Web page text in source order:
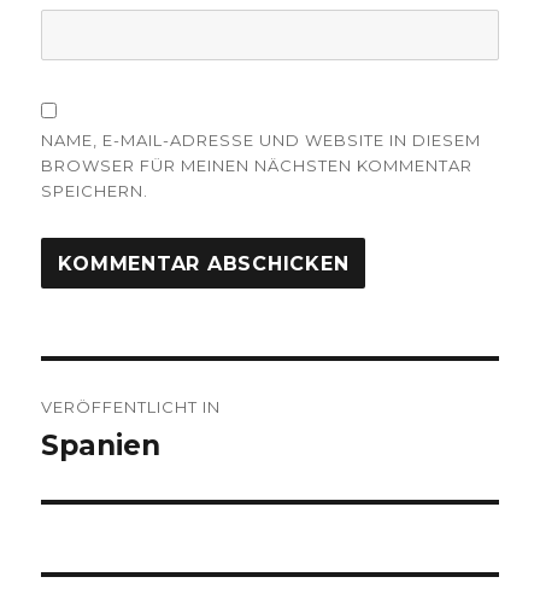
NAME, E-MAIL-ADRESSE UND WEBSITE IN DIESEM
BROWSER FÜR MEINEN NÄCHSTEN KOMMENTAR
SPEICHERN.
VERÖFFENTLICHT IN
Spanien